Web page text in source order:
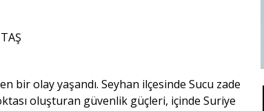
bir olay yaşandı. Seyhan ilçesinde Sucu zade
oluşturan güvenlik güçleri, içinde Suriye